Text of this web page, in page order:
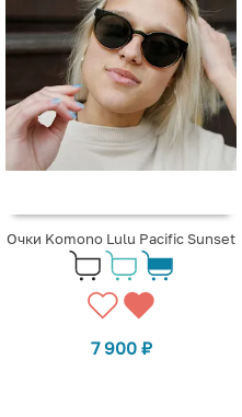
Очки Komono Lulu Pacific Sunset
7 900 ₽